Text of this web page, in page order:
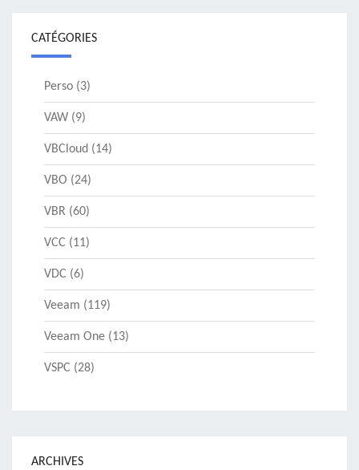
CATÉGORIES
Perso (3)
VAW (9)
VBCloud (14)
VBO (24)
VBR (60)
VCC (11)
VDC (6)
Veeam (119)
Veeam One (13)
VSPC (28)
ARCHIVES